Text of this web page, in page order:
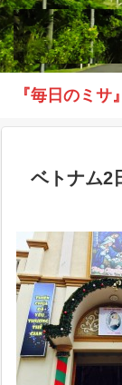
『毎日のミ
ベトナム2